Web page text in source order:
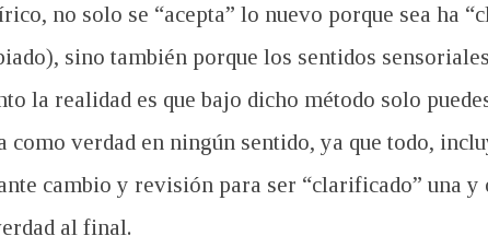
no solo se “acepta” lo nuevo porque sea ha
sino también porque los sentidos
la realidad es que bajo dicho método solo
como verdad en ningún sentido, ya que todo,
cambio y revisión para ser “clarificado” una
al final.